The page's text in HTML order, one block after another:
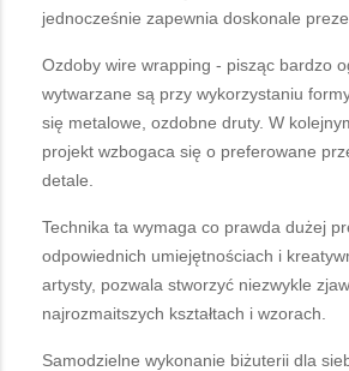
jednocześnie zapewnia doskonale
Ozdoby wire wrapping - pisząc bardzo
wytwarzane są przy wykorzystaniu
się metalowe, ozdobne druty. W
projekt wzbogaca się o preferowane
detale.
Technika ta wymaga co prawda dużej
odpowiednich umiejętnościach i
artysty, pozwala stworzyć niezwykle
najrozmaitszych kształtach i wzorach.
Samodzielne wykonanie biżuterii dla